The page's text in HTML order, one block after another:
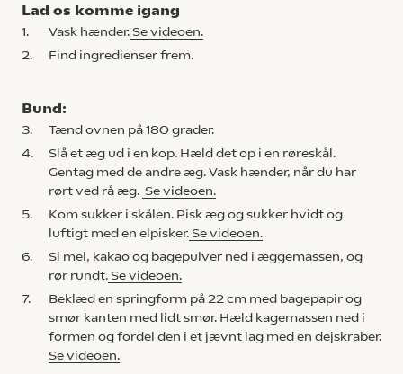
Lad os komme igang
1. Vask hænder. Se videoen.
2.
Find ingredienser frem.
Bund:
3.
Tænd ovnen på 180 grader.
4.
Slå et æg ud i en kop. Hæld det op i en røreskål.
Gentag med de andre æg. Vask hænder, når du har
rørt ved rå æg. Se videoen.
5.
Kom sukker i skålen. Pisk æg og sukker hvidt og
luftigt med en elpisker. Se videoen.
6.
Si mel, kakao og bagepulver ned i æggemassen, og
rør rundt. Se videoen.
7.
Beklæd en springform på 22 cm med bagepapir og
smør kanten med lidt smør. Hæld kagemassen ned i
formen og fordel den i et jævnt lag med en dejskraber.
Se videoen.